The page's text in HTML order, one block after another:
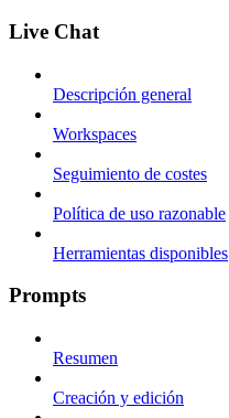
Live Chat
Descripción general
Workspaces
Seguimiento de costes
Política de uso razonable
Herramientas disponibles
Prompts
Resumen
Creación y edición